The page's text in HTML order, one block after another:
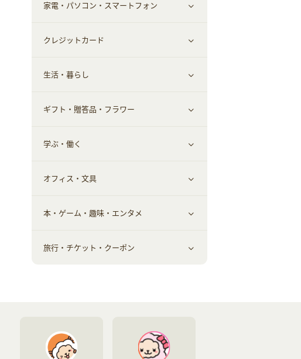
靴・フットウェア
小物・かばん
スーツ・フォーマル
ドリンク
お酒
食材宅配
スキンケア
メイクアップ
ヘアケア
メンズ美容
美容・ダイエット用品
脱毛用品
美容食品
すべて見る
健康食品｜青汁・飲料
健康食品｜乳酸菌・ケフィア
健康食品｜その他
スポーツ・フィットネス
日用品・薬局・からだ
家電・パソコン・スマートフォン
すべて見る
家電・パソコン・ソフトウェア
スマホ・携帯電話・SIM
クレジットカード
すべて見る
クレジットカード
生活・暮らし
すべて見る
車情報・カーシェア・レンタル
お役立ち
生活雑貨・家具インテリア
赤ちゃん・こども・マタニティ
ギフト・贈答品・フラワー
すべて見る
ギフト・贈答品
フラワー
学ぶ・働く
すべて見る
習い事・学習・学校
オフィス・文具
すべて見る
オフィス・文具
本・ゲーム・趣味・エンタメ
すべて見る
本
旅行・チケット・クーポン
チケット・クーポン・チラシ